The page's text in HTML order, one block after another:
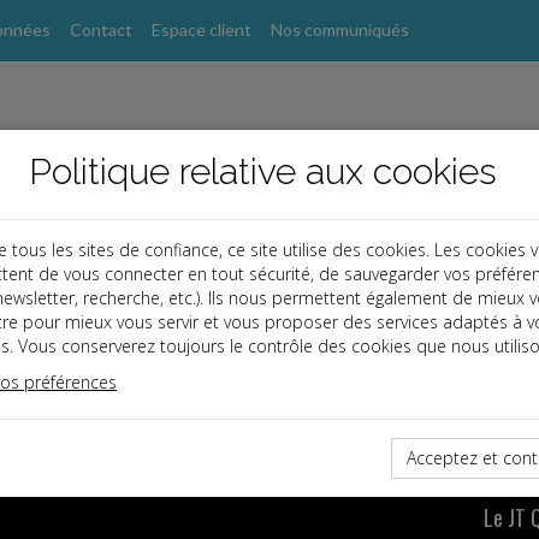
Contact Espace client Nos communiqués
l'actualité juridique en vidéo avec le JT
Le JT
Politique relative aux cookies
tous les sites de confiance, ce site utilise des cookies. Les cookies
de vous connecter en tout sécurité, de sauvegarder vos
recherche, etc.). Ils nous permettent également de mieux
pour mieux vous servir et vous proposer des services adaptés à
Vous conserverez toujours le contrôle des cookies que nous
préférences
Acceptez et